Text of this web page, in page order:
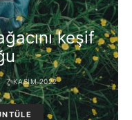
keşif
7 KASIM 2022